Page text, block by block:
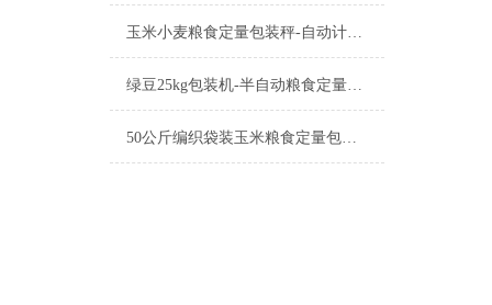
玉米小麦粮食定量包装秤-自动计量称重一体机厂家
绿豆25kg包装机-半自动粮食定量包装秤产品简介
50公斤编织袋装玉米粮食定量包装秤产品简介